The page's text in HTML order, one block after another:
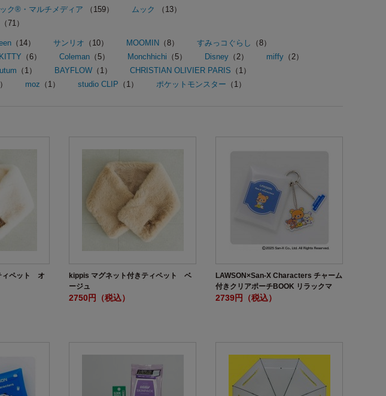
ク®・マルチメディア （159） ムック
（13）
71）
（14） サンリオ （10） MOOMIN（8） すみっコぐらし
（8）
（6） Coleman（5） Monchhichi （5） Disney（2） miffy（2）
（1） BAYFLOW（1） CHRISTIAN OLIVIER PARIS （1）
moz （1） studio CLIP （1） ポケットモンスター （1）
ィペット オ
kippis マグネット付きティペット ベ
ージュ
2750円（税込）
LAWSON×San-X Characters チャーム
付きクリアポーチBOOK リラックマ
ver.
2739円（税込）